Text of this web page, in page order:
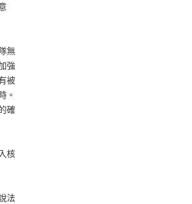
無
強
被
。
確
核
法